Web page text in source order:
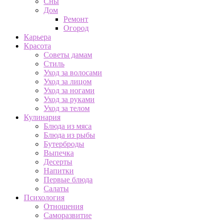
Дом
Ремонт
Огород
Карьера
Красота
Советы дамам
Стиль
Уход за волосами
Уход за лицом
Уход за ногами
Уход за руками
Уход за телом
Кулинария
Блюда из мяса
Блюда из рыбы
Бутерброды
Выпечка
Десерты
Напитки
Первые блюда
Салаты
Психология
Отношения
Саморазвитие